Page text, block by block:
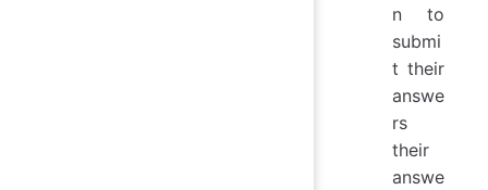
n to
submi
t their
answe
rs
their
answe